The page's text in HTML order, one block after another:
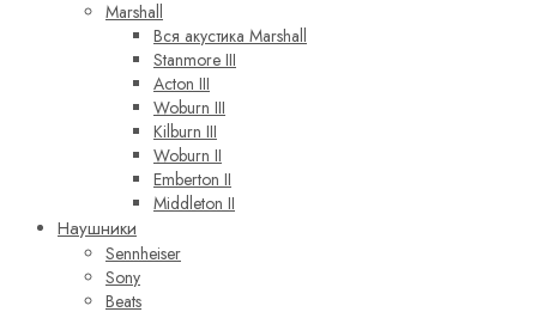
Marshall
Вся акустика Marshall
Stanmore III
Acton III
Woburn III
Kilburn III
Woburn II
Emberton II
Middleton II
Наушники
Sennheiser
Sony
Beats